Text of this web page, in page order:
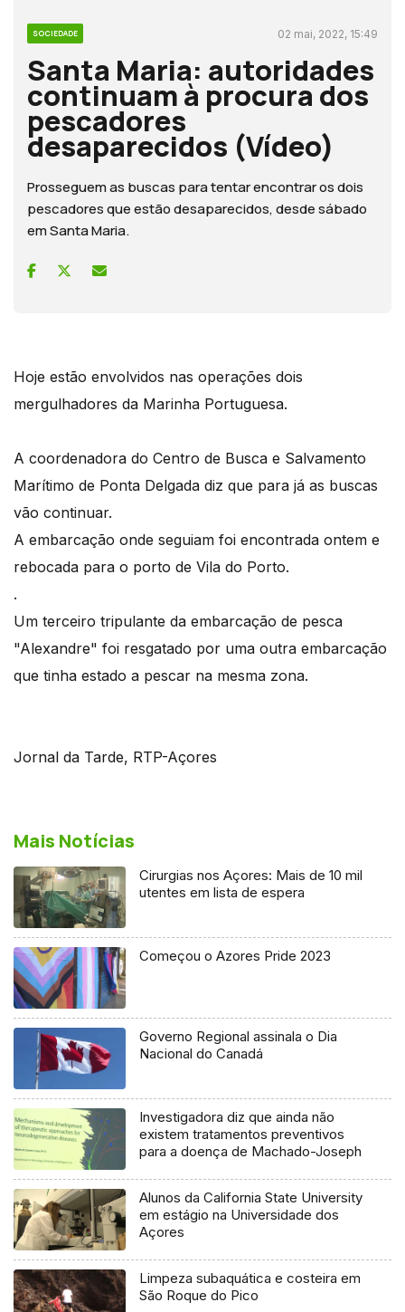
SOCIEDADE 02 mai, 2022, 15:49
Santa Maria: autoridades
continuam à procura dos
pescadores
desaparecidos (Vídeo)
Prosseguem as buscas para tentar encontrar os dois
pescadores que estão desaparecidos, desde sábado
em Santa Maria.
Hoje estão envolvidos nas operações dois
mergulhadores da Marinha Portuguesa.
A coordenadora do Centro de Busca e Salvamento
Marítimo de Ponta Delgada diz que para já as buscas
vão continuar.
A embarcação onde seguiam foi encontrada ontem e
rebocada para o porto de Vila do Porto.
.
Um terceiro tripulante da embarcação de pesca
"Alexandre" foi resgatado por uma outra embarcação
que tinha estado a pescar na mesma zona.
Jornal da Tarde, RTP-Açores
Mais Notícias
Cirurgias nos Açores: Mais de 10 mil
utentes em lista de espera
Começou o Azores Pride 2023
Governo Regional assinala o Dia
Nacional do Canadá
Investigadora diz que ainda não
existem tratamentos preventivos
para a doença de Machado-Joseph
Alunos da California State University
em estágio na Universidade dos
Açores
Limpeza subaquática e costeira em
São Roque do Pico